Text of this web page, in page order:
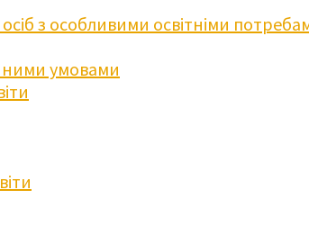
з особливими освітніми
умовами